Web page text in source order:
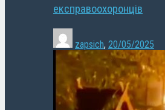
експравоохоронців
zapsich, 20/05/2025